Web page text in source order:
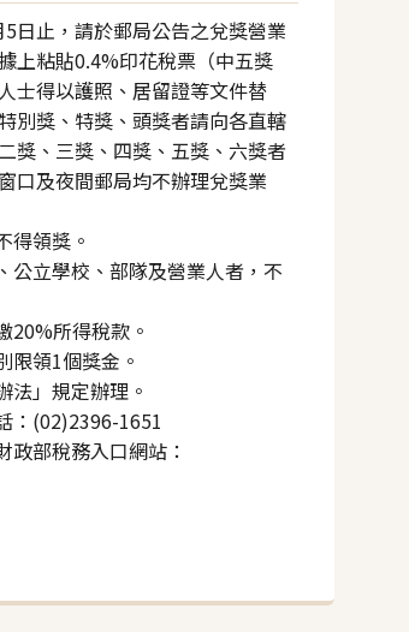
日止，請於郵局公告之兌獎營業
上粘貼0.4%印花稅票（中五獎
士得以護照、居留證等文件替
別獎、特獎、頭獎者請向各直轄
獎、三獎、四獎、五獎、六獎者
口及夜間郵局均不辦理兌獎業
得領獎。
公立學校、部隊及營業人者，不
20%所得稅款。
限領1個獎金。
法」規定辦理。
：(02)2396-1651
部稅務入口網站：